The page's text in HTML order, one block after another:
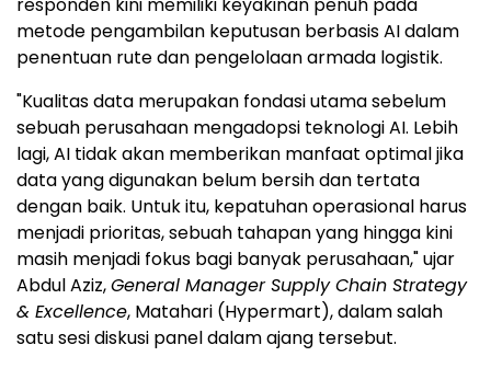
responden kini memiliki keyakinan penuh pada
metode pengambilan keputusan berbasis AI dalam
penentuan rute dan pengelolaan armada logistik.
"Kualitas data merupakan fondasi utama sebelum
sebuah perusahaan mengadopsi teknologi AI. Lebih
lagi, AI tidak akan memberikan manfaat optimal jika
data yang digunakan belum bersih dan tertata
dengan baik. Untuk itu, kepatuhan operasional harus
menjadi prioritas, sebuah tahapan yang hingga kini
masih menjadi fokus bagi banyak perusahaan," ujar
Abdul Aziz,General Manager Supply Chain Strategy
& Excellence, Matahari (Hypermart), dalam salah
satu sesi diskusi panel dalam ajang tersebut.